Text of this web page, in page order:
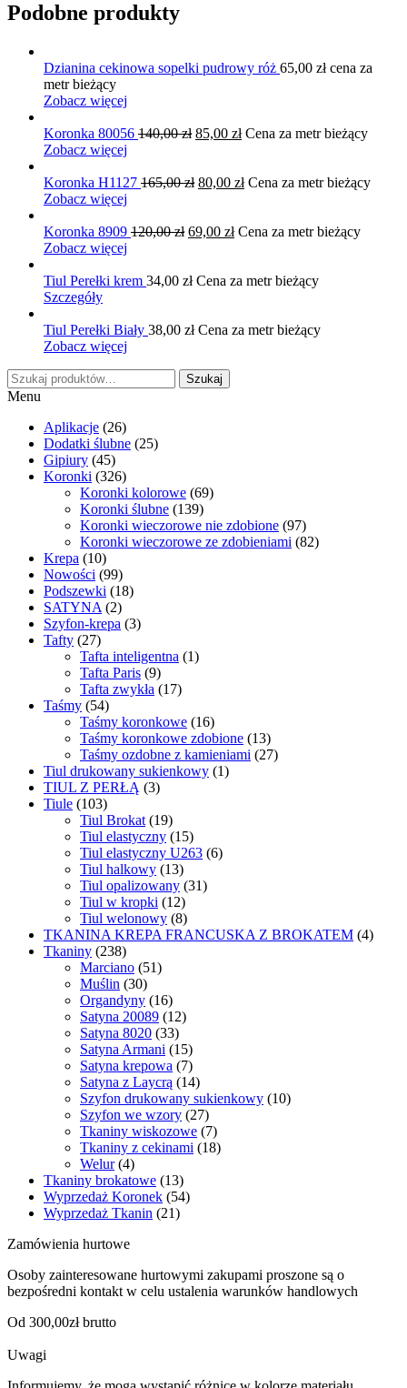
Podobne produkty
Dzianina cekinowa sopelki pudrowy róż 65,00 złcena za
metr bieżący
Zobacz więcej
Koronka 80056 140,00zł Pierwotna
140,00 zł.
85,00 złAktualna
85,00 zł.
Cena za metr bieżący
Zobacz więcej
Koronka H1127 165,00zł Pierwotna
165,00 zł.
80,00 złAktualna
80,00 zł.
Cena za metr bieżący
Zobacz więcej
Koronka 8909 120,00zł Pierwotna
120,00 zł.
69,00 złAktualna
69,00 zł.
Cena za metr bieżący
Zobacz więcej
Tiul Perełki krem 34,00 złCena za metr bieżący
Szczegóły
Tiul Perełki Biały 38,00 złCena za metr bieżący
Zobacz więcej
Szukaj:
Szukaj
Menu
Aplikacje (26)
Dodatki ślubne (25)
Gipiury (45)
Koronki (326)
Koronki kolorowe (69)
Koronki ślubne (139)
Koronki wieczorowe nie zdobione (97)
Koronki wieczorowe ze zdobieniami (82)
Krepa (10)
Nowości (99)
Podszewki (18)
SATYNA (2)
Szyfon-krepa (3)
Tafty (27)
Tafta inteligentna (1)
Tafta Paris (9)
Tafta zwykła (17)
Taśmy (54)
Taśmy koronkowe (16)
Taśmy koronkowe zdobione (13)
Taśmy ozdobne z kamieniami (27)
Tiul drukowany sukienkowy (1)
TIUL Z PERŁĄ (3)
Tiule (103)
Tiul Brokat (19)
Tiul elastyczny (15)
Tiul elastyczny U263 (6)
Tiul halkowy (13)
Tiul opalizowany (31)
Tiul w kropki (12)
Tiul welonowy (8)
TKANINA KREPA FRANCUSKA Z BROKATEM (4)
Tkaniny (238)
Marciano (51)
Muślin (30)
Organdyny (16)
Satyna 20089 (12)
Satyna 8020 (33)
Satyna Armani (15)
Satyna krepowa (7)
Satyna z Laycrą (14)
Szyfon drukowany sukienkowy (10)
Szyfon we wzory (27)
Tkaniny wiskozowe (7)
Tkaniny z cekinami (18)
Welur (4)
Tkaniny brokatowe (13)
Wyprzedaż Koronek (54)
Wyprzedaż Tkanin (21)
Zamówienia hurtowe
Osoby zainteresowane hurtowymi zakupami proszone są o
bezpośredni kontakt w celu ustalenia warunków handlowych
Od 300,00zł brutto
Uwagi